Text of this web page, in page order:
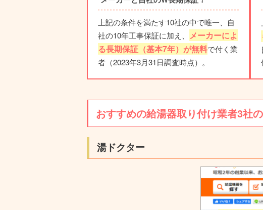
上記の条件を満たす10社の中で唯一、自
社の10年工事保証に加え、 メーカーによ
る長期保証（基本7年）が無料で付く業
者（2023年3月31日調査時点）。
おすすめの給湯器取り付け業者3社
湯ドクター